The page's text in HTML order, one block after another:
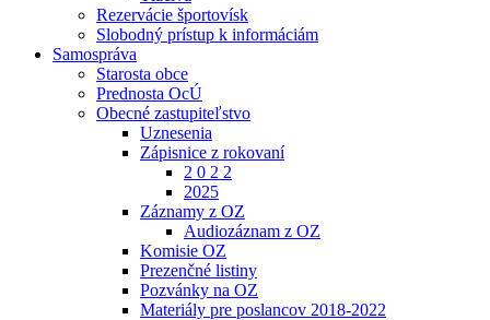
Rezervácie športovísk
Slobodný prístup k informáciám
Samospráva
Starosta obce
Prednosta OcÚ
Obecné zastupiteľstvo
Uznesenia
Zápisnice z rokovaní
2 0 2 2
2025
Záznamy z OZ
Audiozáznam z OZ
Komisie OZ
Prezenčné listiny
Pozvánky na OZ
Materiály pre poslancov 2018-2022